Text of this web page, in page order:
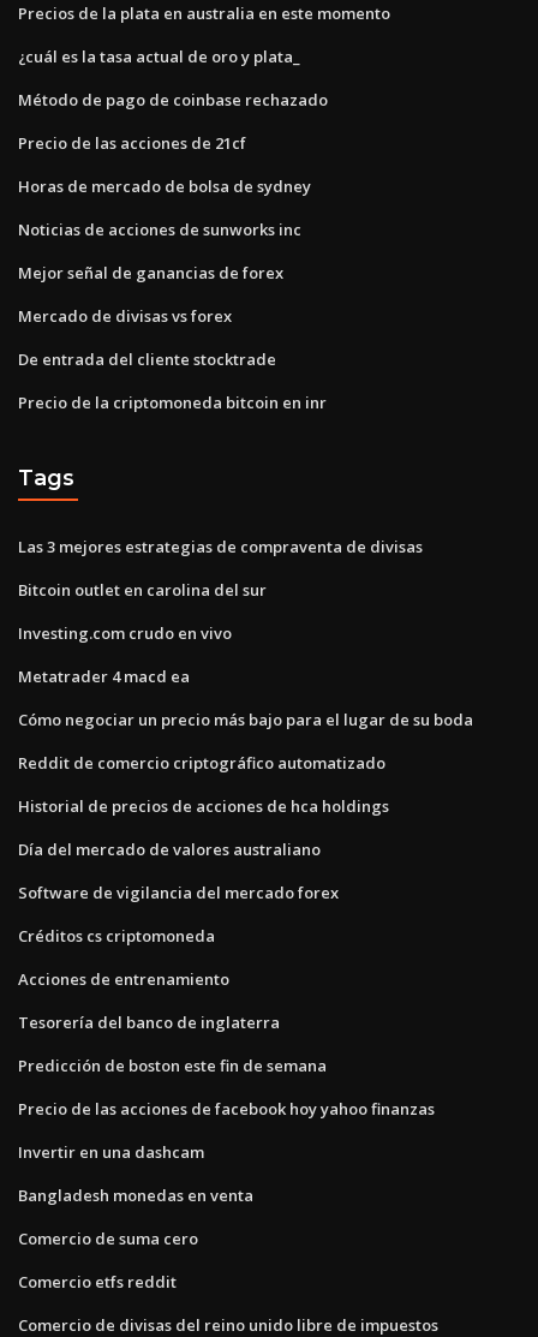
Precios de la plata en australia en este momento
¿cuál es la tasa actual de oro y plata_
Método de pago de coinbase rechazado
Precio de las acciones de 21cf
Horas de mercado de bolsa de sydney
Noticias de acciones de sunworks inc
Mejor señal de ganancias de forex
Mercado de divisas vs forex
De entrada del cliente stocktrade
Precio de la criptomoneda bitcoin en inr
Tags
Las 3 mejores estrategias de compraventa de divisas
Bitcoin outlet en carolina del sur
Investing.com crudo en vivo
Metatrader 4 macd ea
Cómo negociar un precio más bajo para el lugar de su boda
Reddit de comercio criptográfico automatizado
Historial de precios de acciones de hca holdings
Día del mercado de valores australiano
Software de vigilancia del mercado forex
Créditos cs criptomoneda
Acciones de entrenamiento
Tesorería del banco de inglaterra
Predicción de boston este fin de semana
Precio de las acciones de facebook hoy yahoo finanzas
Invertir en una dashcam
Bangladesh monedas en venta
Comercio de suma cero
Comercio etfs reddit
Comercio de divisas del reino unido libre de impuestos